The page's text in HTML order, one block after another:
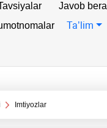
Javob
Ta’lim
Imtiyozlar